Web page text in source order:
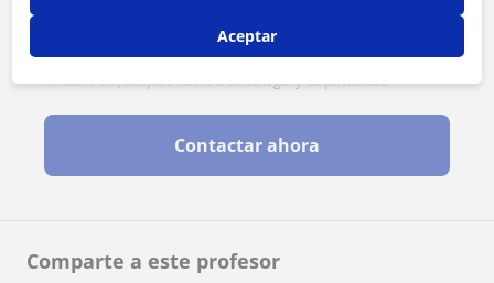
Comparte a este profesor
Al hacer clic, aceptas nuestroaviso legaly deprivacidad
Contactar ahora
Aceptar